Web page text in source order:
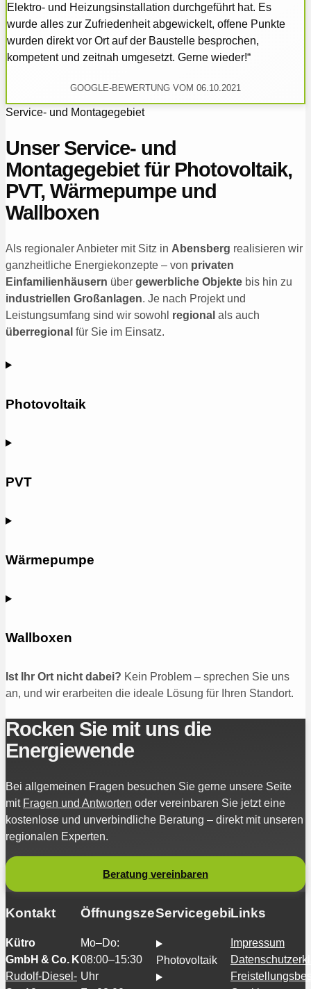
Elektro- und Heizungsinstallation durchgeführt hat. Es
wurde alles zur Zufriedenheit abgewickelt, offene Punkte
wurden direkt vor Ort auf der Baustelle besprochen,
kompetent und zeitnah umgesetzt. Gerne wieder!“
GOOGLE-BEWERTUNG VOM 06.10.2021
Service- und Montagegebiet
Unser Service- und
Montagegebiet für Photovoltaik,
PVT, Wärmepumpe und
Wallboxen
Als regionaler Anbieter mit Sitz in Abensberg realisieren wir
ganzheitliche Energiekonzepte – von privaten
Einfamilienhäusern über gewerbliche Objekte bis hin zu
industriellen Großanlagen. Je nach Projekt und
Leistungsumfang sind wir sowohl regional als auch
überregional für Sie im Einsatz.
Photovoltaik
PVT
Wärmepumpe
Wallboxen
Ist Ihr Ort nicht dabei? Kein Problem – sprechen Sie uns
an, und wir erarbeiten die ideale Lösung für Ihren Standort.
Rocken Sie mit uns die
Energiewende
Bei allgemeinen Fragen besuchen Sie gerne unsere Seite
mit Fragen und Antworten oder vereinbaren Sie jetzt eine
kostenlose und unverbindliche Beratung – direkt mit unseren
regionalen Experten.
Beratung vereinbaren
Kontakt
Kütro
GmbH & Co. KG
Rudolf-Diesel-
Öffnungszeiten
Mo–Do:
08:00–15:30
Uhr
Servicegebiete
Photovoltaik
Links
Impressum